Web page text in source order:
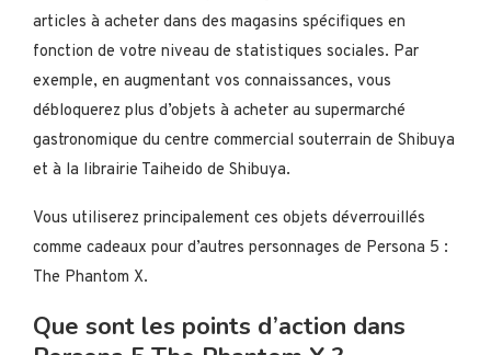
articles à acheter dans des magasins spécifiques en
fonction de votre niveau de statistiques sociales. Par
exemple, en augmentant vos connaissances, vous
débloquerez plus d’objets à acheter au supermarché
gastronomique du centre commercial souterrain de Shibuya
et à la librairie Taiheido de Shibuya.
Vous utiliserez principalement ces objets déverrouillés
comme cadeaux pour d’autres personnages de Persona 5 :
The Phantom X.
Que sont les points d’action dans